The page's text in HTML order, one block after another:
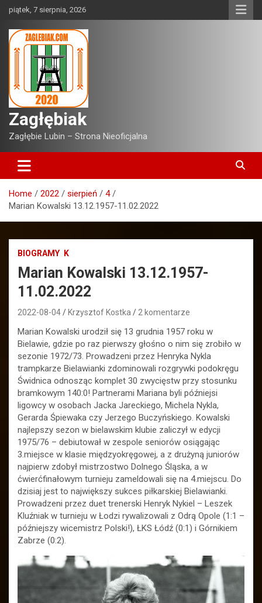
Skip
content
piątek, 7 sierpnia, 2026
Zagłębiak
Zagłębie Lubin – Strona Nieoficjalna
Home 2022 sierpień
4
Marian Kowalski 13.12.1957-11.02.2022
BIOGRAMY K
Marian Kowalski 13.12.1957-
11.02.2022
2022-08-04 Krzysztof Kostka 2 komentarze
Marian Kowalski urodził się 13 grudnia 1957 roku w
Bielawie, gdzie po raz pierwszy głośno o nim się zrobiło w
sezonie 1972/73. Prowadzeni przez Henryka Nykla
trampkarze Bielawianki zdominowali rozgrywki podokręgu
Świdnica odnosząc komplet 30 zwycięstw przy stosunku
bramkowym 140:0! Partnerami Mariana byli późniejsi
ligowcy w osobach Jacka Jareckiego, Michela Nykla,
Gerarda Śpiewaka czy Jerzego Buczyńskiego. Kowalski
najlepszy sezon w bielawskim klubie zaliczył w edycji
1975/76 – debiutował w zespole seniorów osiągając
3.miejsce w klasie międzyokręgowej, a z drużyną juniorów
najpierw zdobył mistrzostwo Dolnego Śląska, a w
ćwierćfinałowym turnieju zameldowali się na 4.miejscu. Do
dzisiaj jest to największy sukces piłkarskiej Bielawianki.
Prowadzeni przez duet trenerski Henryk Nykiel – Leszek
Kluźniak w turnieju w Łodzi rywalizowali z Odrą Opole (1:1 –
późniejszy wicemistrz Polski!), ŁKS Łódź (0:1) i Górnikiem
Zabrze (0:2).